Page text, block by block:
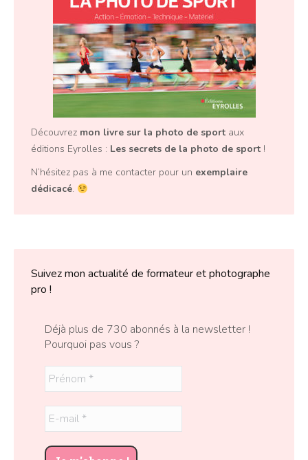
Découvrez mon livre sur la photo de sport aux
éditions Eyrolles : Les secrets de la photo de sport !
N’hésitez pas à me contacter pour un exemplaire
dédicacé.
Suivez mon actualité de formateur et photographe
pro !
Déjà plus de 730 abonnés à la newsletter !
Pourquoi pas vous ?